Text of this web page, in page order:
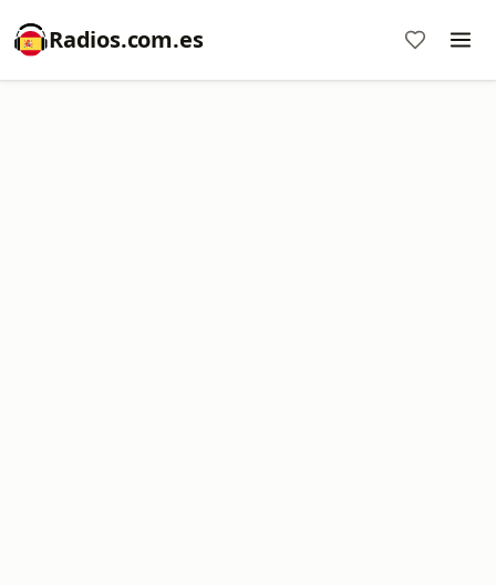
Radios.com.es